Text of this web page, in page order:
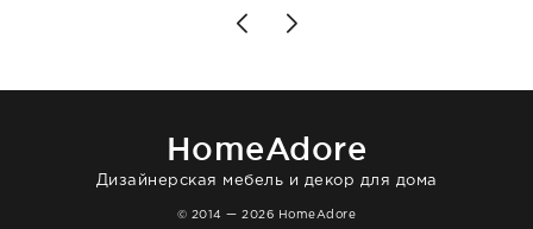
Позже заказывала остальные приборы -
доставили сдэком на следующий день к
отвечает очень быстро. Взаимодействием
HomeAdore
Дизайнерская мебель и декор для дома
© 2014 — 2026 HomeAdore